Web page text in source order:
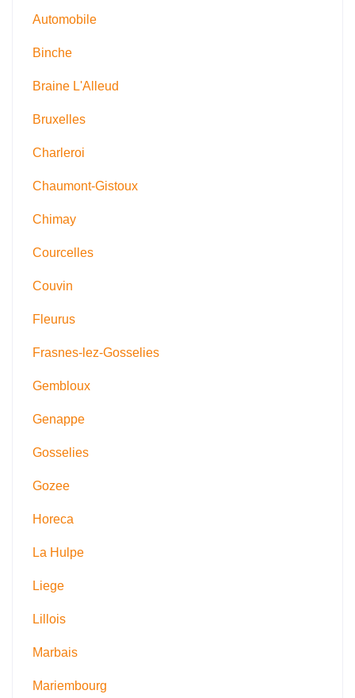
Automobile
Binche
Braine L'Alleud
Bruxelles
Charleroi
Chaumont-Gistoux
Chimay
Courcelles
Couvin
Fleurus
Frasnes-lez-Gosselies
Gembloux
Genappe
Gosselies
Gozee
Horeca
La Hulpe
Liege
Lillois
Marbais
Mariembourg